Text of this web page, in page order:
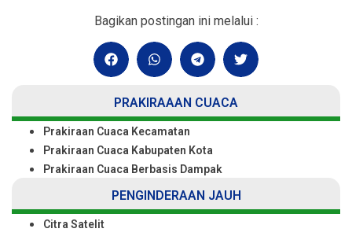
Bagikan postingan ini melalui :
PRAKIRAAAN CUACA
Prakiraan Cuaca Kecamatan
Prakiraan Cuaca Kabupaten Kota
Prakiraan Cuaca Berbasis Dampak
PENGINDERAAN JAUH
Citra Satelit